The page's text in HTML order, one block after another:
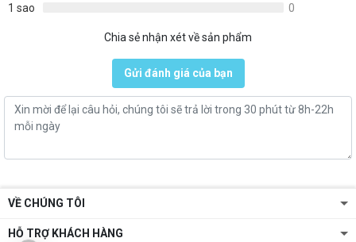
Thu âm 360 độ, bán kính 6 mét: Đảm bảo bắt trọn giọng nói ở
mọi vị trí trong phòng họp.
phức tạp, dễ dàng di chuyển.
dung họp an toàn.
Thời lượng pin ấn tượng: Sử dụng liên tục tới 24 giờ, standby lên
tới 14 ngày.
1 sao
0
Chia sẻ nhận xét về sản phẩm
Gửi đánh giá của bạn
VỀ CHÚNG TÔI
HỖ TRỢ KHÁCH HÀNG